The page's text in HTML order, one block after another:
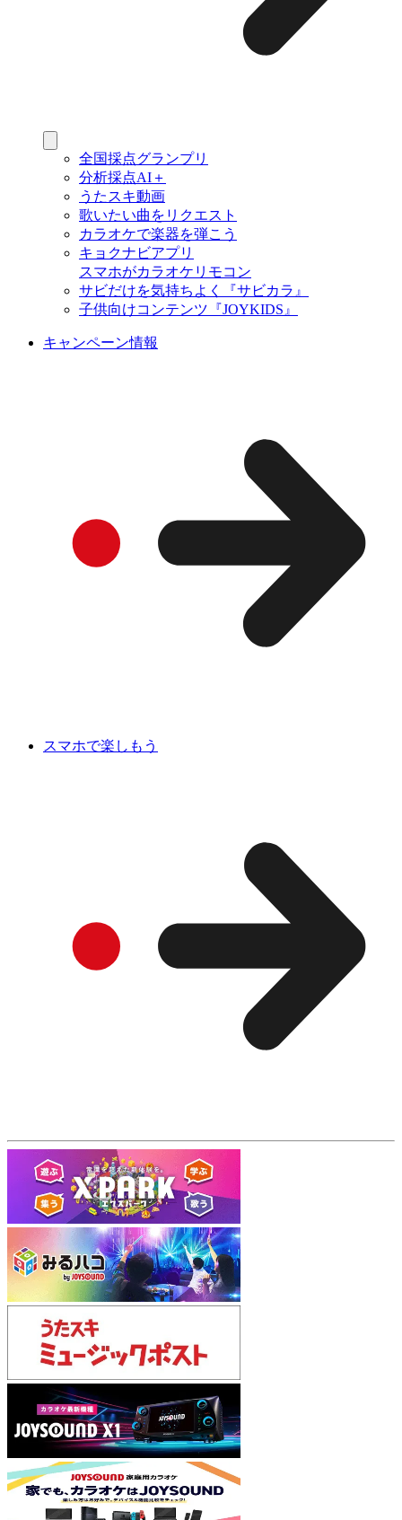
全国採点グランプリ
分析採点AI＋
うたスキ動画
歌いたい曲をリクエスト
カラオケで楽器を弾こう
キョクナビアプリ
スマホがカラオケリモコン
サビだけを気持ちよく『サビカラ』
子供向けコンテンツ『JOYKIDS』
キャンペーン情報
スマホで楽しもう